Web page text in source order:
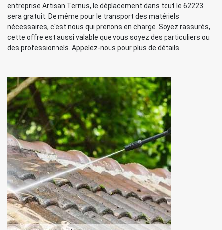
entreprise Artisan Ternus, le déplacement dans tout le 62223
sera gratuit. De même pour le transport des matériels
nécessaires, c'est nous qui prenons en charge. Soyez rassurés,
cette offre est aussi valable que vous soyez des particuliers ou
des professionnels. Appelez-nous pour plus de détails.